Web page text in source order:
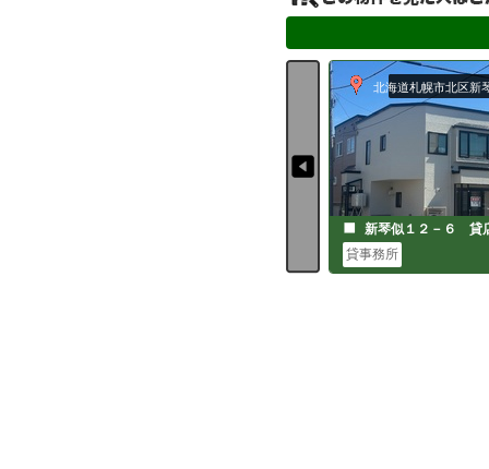
新琴似１２－６ 貸
北海道札幌市北区新
貸事務所